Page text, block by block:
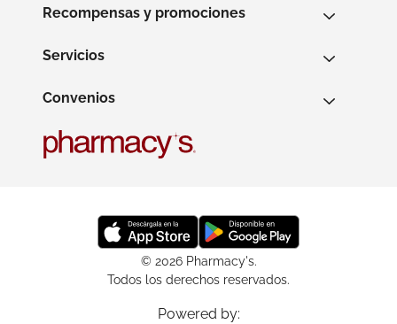
Recompensas y promociones
Servicios
Convenios
© 2026 Pharmacy's.
Todos los derechos reservados.
Powered by: